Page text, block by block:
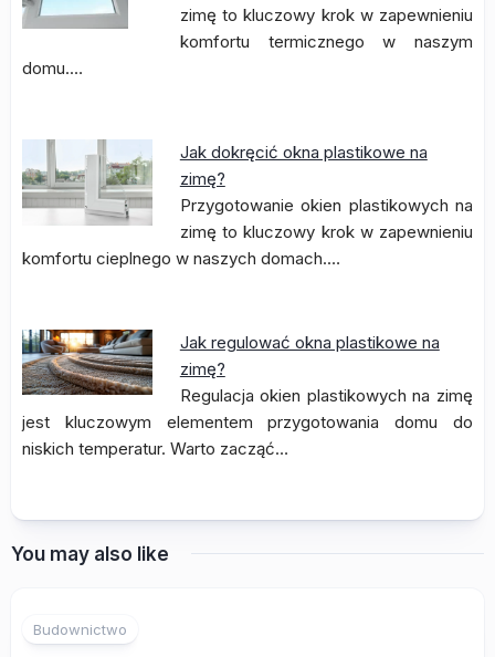
zimę to kluczowy krok w zapewnieniu
komfortu termicznego w naszym
domu.…
Jak dokręcić okna plastikowe na
zimę?
Przygotowanie okien plastikowych na
zimę to kluczowy krok w zapewnieniu
komfortu cieplnego w naszych domach.…
Jak regulować okna plastikowe na
zimę?
Regulacja okien plastikowych na zimę
jest kluczowym elementem przygotowania domu do
niskich temperatur. Warto zacząć…
You may also like
Budownictwo